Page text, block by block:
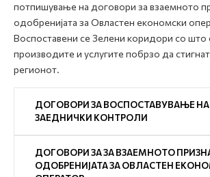
потпишување на договори за взаемното
одобренијата за Овластен економски
Воспоставени се Зелени коридори со
производите и услугите побрзо да
регионот.
ДОГОВОРИ ЗА ВОСПОСТАВУВАЊЕ НА
ЗАЕДНИЧКИ КОНТРОЛИ
ДОГОВОРИ ЗА ЗА ВЗАЕМНОТО
ОДОБРЕНИЈАТА ЗА ОВЛАСТЕН